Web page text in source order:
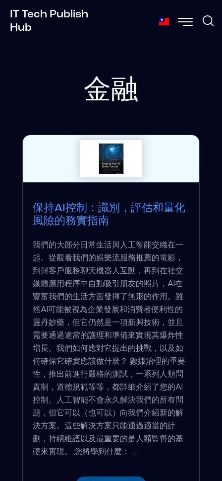
IT Tech Publish
Hub
金融
保持AI控制：識別，評估和量化
風險的務實指南
我們的大部分日常生活與人工智能交織在一
起。從觀看我們的娛樂流服務推薦的電影，
到與客戶服務聊天機器人互動，再到在社交
媒體應用程序中自動吸引朋友的照片，AI在
豐富我們的生活方面發揮了無形的作用。雖
然AI可能被視為企業發展和消費者便利性的
靈丹妙藥，但它仍然是一項新興技術，並且
需要通過適當的護理和準備來實現其爆炸性
增長。我們如何應對它提出的挑戰，以及如
何確保它確實應該做什麼？ 數據治理的重要
性，推出前進行嚴格的測試，一系列人類問
責制，道德規範等等，都詳細介紹了您的AI
控制。人工智能不會永久解決我們的所有問
題，但它可以（也可以）向我們介紹新的解
決方案。這些解決方案只能通過適當的計
劃，持續維護以及最重要的是人類監督的基
礎來實現。 您將學到什麼： ...